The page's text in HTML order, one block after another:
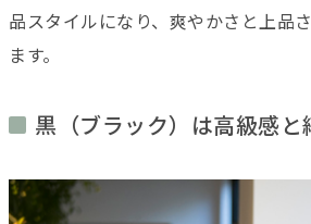
品スタイルになり、爽やかさと上品
ます。
黒（ブラック）は高級感と